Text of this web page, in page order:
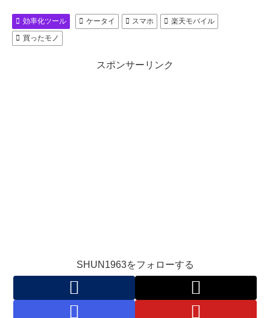
効率化ツール ケータイ スマホ
楽天モバイル
買ったモノ
スポンサーリンク
SHUN1963をフォローする